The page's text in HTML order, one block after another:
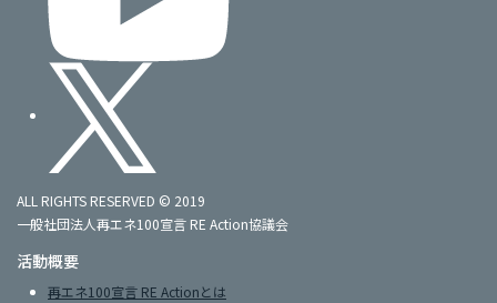
ALL RIGHTS RESERVED © 2019
一般社団法人再エネ100宣言 RE Action協議会
活動概要
再エネ100宣言 RE Actionとは